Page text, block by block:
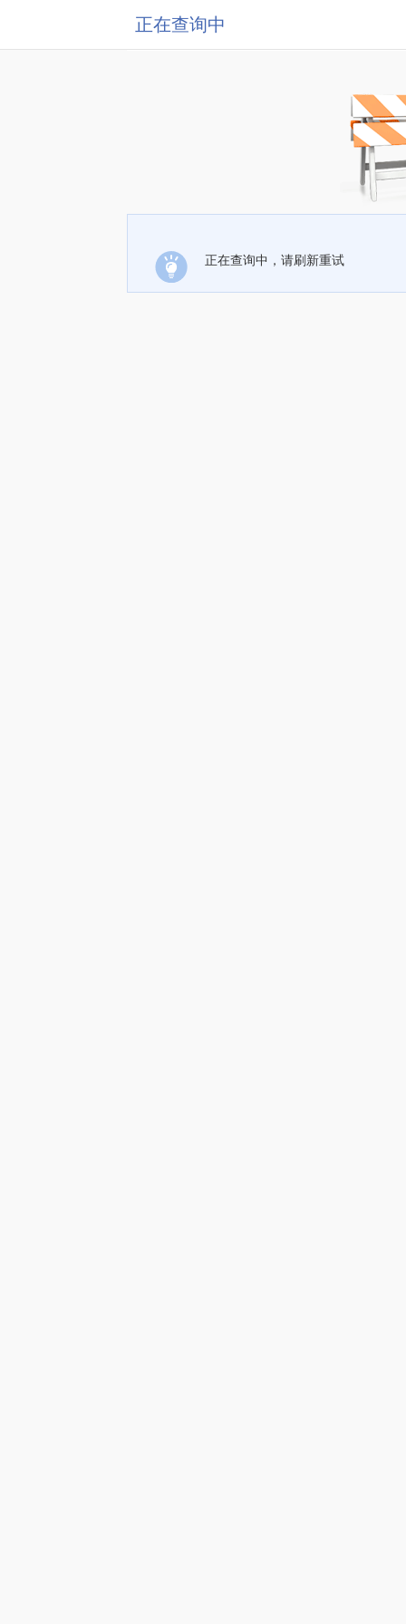
正在查询中
正在查询中，请刷新重试